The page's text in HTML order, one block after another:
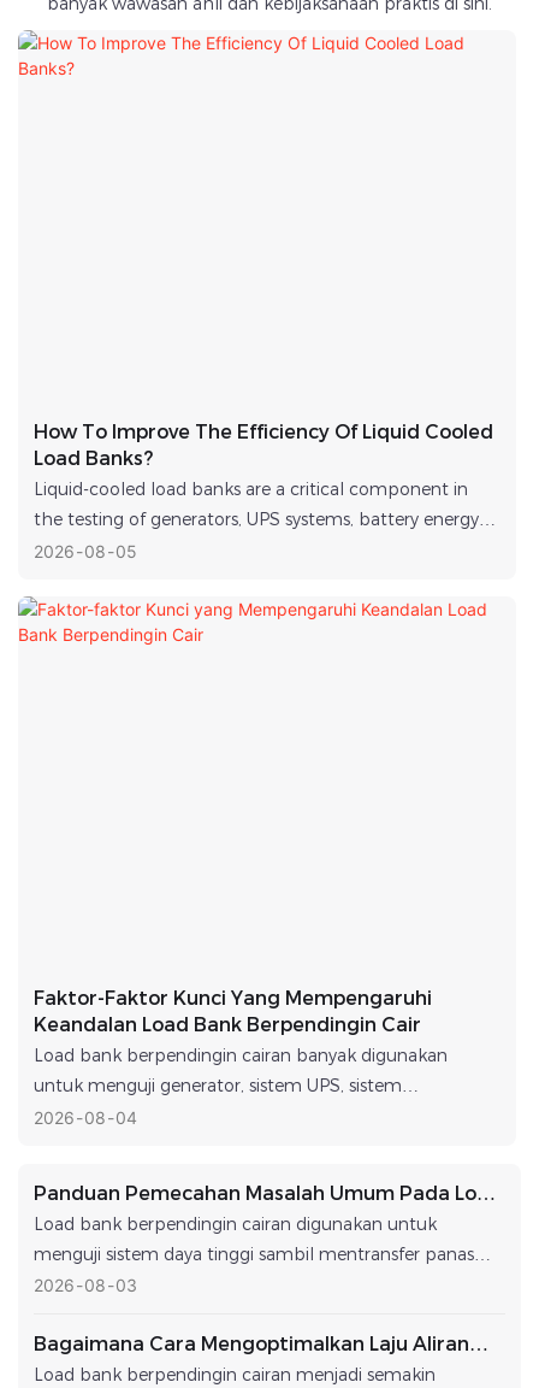
How To Improve The Efficiency Of Liquid Cooled
Load Banks?
Liquid-cooled load banks are a critical component in
the testing of generators, UPS systems, battery energy
storage systems, and other critical power equipment.
industrial plants, and renewable energy systems, more
efficient load banks offer lower operating costs, more
2026 08 05
Faktor-Faktor Kunci Yang Mempengaruhi
Keandalan Load Bank Berpendingin Cair
Load bank berpendingin cairan banyak digunakan
untuk menguji generator, sistem UPS, sistem
penyimpanan energi baterai, dan peralatan daya
aplikasi pengujian berkelanjutan dan berkapasitas tinggi
seperti pembangkit energi terbarukan, fasilitas industri,
dan pusat data.
2026 08 04
Panduan Pemecahan Masalah Umum Pada Load
Bank Berpendingin Cair
Load bank berpendingin cairan digunakan untuk
menguji sistem daya tinggi sambil mentransfer panas
yang dihasilkan ke sirkuit pendingin cairan. Load bank ini
fasilitas industri, dan aplikasi lain di mana pengujian
berbasis udara tradisional tidak dapat menangani
2026 08 03
Bagaimana Cara Mengoptimalkan Laju Aliran
Pada Load Bank Berpendingin Cair Anda?
Load bank berpendingin cairan menjadi semakin